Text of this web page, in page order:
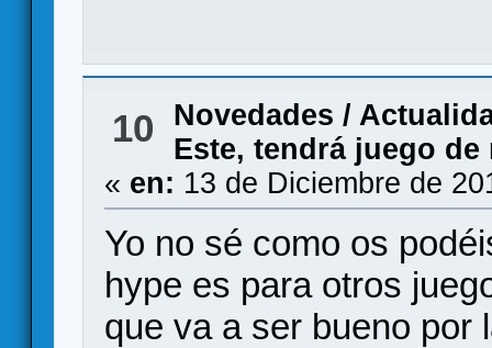
10
Novedades /
Este, tendrá juego de
« en: 13 de Diciembre de
Yo no sé como os
hype es para otros
que va a ser bueno por